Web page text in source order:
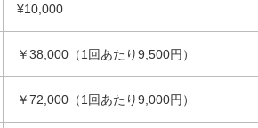
¥10,000
￥38,000（1回あたり9,500円）
￥72,000（1回あたり9,000円）